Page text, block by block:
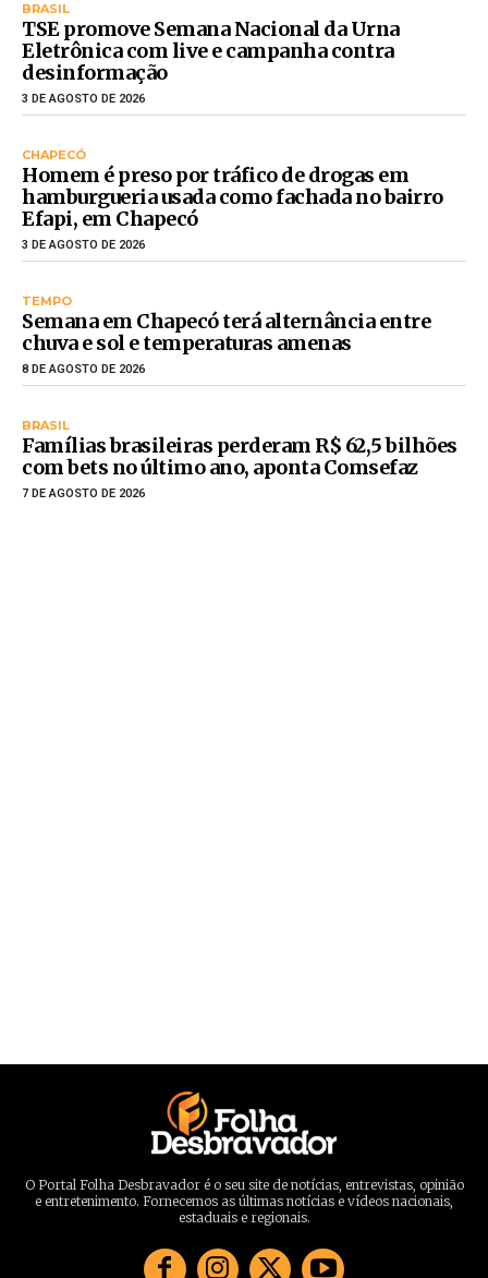
BRASIL
TSE promove Semana Nacional da Urna
Eletrônica com live e campanha contra
desinformação
3 DE AGOSTO DE 2026
CHAPECÓ
Homem é preso por tráfico de drogas em
hamburgueria usada como fachada no bairro
Efapi, em Chapecó
3 DE AGOSTO DE 2026
TEMPO
Semana em Chapecó terá alternância entre
chuva e sol e temperaturas amenas
8 DE AGOSTO DE 2026
BRASIL
Famílias brasileiras perderam R$ 62,5 bilhões
com bets no último ano, aponta Comsefaz
7 DE AGOSTO DE 2026
O Portal Folha Desbravador é o seu site de notícias, entrevistas, opinião
e entretenimento. Fornecemos as últimas notícias e vídeos nacionais,
estaduais e regionais.